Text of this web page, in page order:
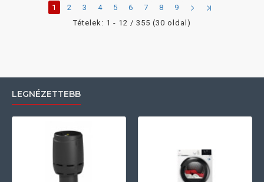
1 2 3 4 5 6 7 8
9
Tételek: 1 - 12 / 355 (30 oldal)
LEGNÉZETTEBB